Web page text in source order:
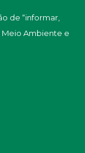
de “informar,
Ambiente e